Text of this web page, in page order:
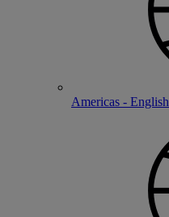
Americas - English